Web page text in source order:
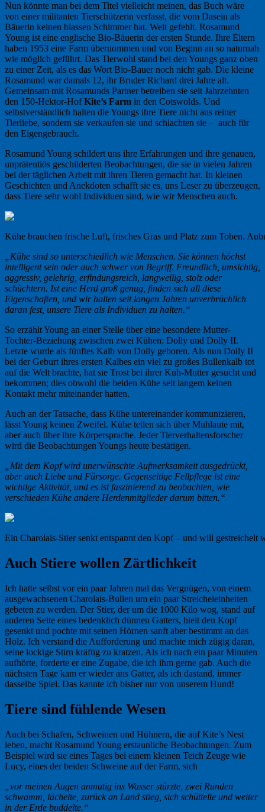
Nun könnte man bei dem Titel vielleicht meinen, das Buch wäre
von einer militanten Tierschützerin verfasst, die vom Dasein als
Bäuerin keinen blassen Schimmer hat. Weit gefehlt. Rosamund
Young ist eine englische Bio-Bäuerin der ersten Stunde. Ihre Eltern
haben 1953 eine Farm übernommen und von Beginn an so naturnah
wie möglich geführt. Das Tierwohl stand bei den Youngs ganz oben
zu einer Zeit, als es das Wort Bio-Bauer noch nicht gab. Die kleine
Rosamund war damals 12, ihr Bruder Richard drei Jahre alt.
Gemeinsam mit Rosamunds Partner betreiben sie seit Jahrzehnten
den 150-Hektor-HofKite’s Farm in den Cotswolds. Und
selbstverständlich halten die Youngs ihre Tiere nicht aus reiner
Tierliebe, sondern sie verkaufen sie und schlachten sie – auch für
den Eigengebrauch.
Rosamund Young schildert uns ihre Erfahrungen und ihre genauen,
unprätentiös geschilderten Beobachtungen, die sie in vielen Jahren
bei der täglichen Arbeit mit ihren Tieren gemacht hat. In kleinen
Geschichten und Anekdoten schafft sie es, uns Leser zu überzeugen,
dass Tiere sehr wohl Individuen sind, wie wir Menschen auch.
Kühe brauchen frische Luft, frisches Gras und Platz zum Toben.
„Kühe sind so unterschiedlich wie Menschen. Sie können höchst
intelligent sein oder auch schwer von Begriff. Freundlich, umsichtig,
aggressiv, gelehrig, erfindungsreich, langweilig, stolz oder
schüchtern. Ist eine Herd groß genug, finden sich all diese
Eigenschaften, und wir halten seit langen Jahren unverbrüchlich
daran fest, unsere Tiere als Individuen zu halten.“
So erzählt Young an einer Stelle über eine besondere Mutter-
Tochter-Beziehung zwischen zwei Kühen: Dolly und Dolly II.
Letzte wurde als fünftes Kalb von Dolly geboren. Als nun Dolly II
bei der Geburt ihres ersten Kalbes ein viel zu großes Bullenkalb tot
auf die Welt brachte, hat sie Trost bei ihrer Kuh-Mutter gesucht und
bekommen; dies obwohl die beiden Kühe seit langem keinen
Kontakt mehr miteinander hatten.
Auch an der Tatsache, dass Kühe untereinander kommunizieren,
lässt Young keinen Zweifel. Kühe teilen sich über Muhlaute mit,
aber auch über ihre Körpersprache. Jeder Tierverhaltensforscher
wird die Beobachtungen Youngs heute bestätigen.
„Mit dem Kopf wird unerwünschte Aufmerksamkeit ausgedrückt,
aber auch Liebe und Fürsorge. Gegenseitige Fellpflege ist eine
wichtige Aktivität, und es ist faszinierend zu beobachten, wie
verschieden Kühe andere Herdenmitglieder darum bitten.“
Ein Charolais-Stier senkt entspannt den Kopf – und will gestreichelt
Auch Stiere wollen Zärtlichkeit
Ich hatte selbst vor ein paar Jahren mal das Vergnügen, von einem
ausgewachsenen Charolais-Bullen um ein paar Streicheleinheiten
gebeten zu werden. Der Stier, der um die 1000 Kilo wog, stand auf
anderen Seite eines bedenklich dünnen Gatters, hielt den Kopf
gesenkt und pochte mit seinen Hörnen sanft aber bestimmt an das
Holz. Ich verstand die Aufforderung und machte mich zügig daran,
seine lockige Stirn kräftig zu kratzen. Als ich nach ein paar Minuten
aufhörte, forderte er eine Zugabe, die ich ihm gerne gab. Auch die
nächsten Tage kam er wieder ans Gatter, als ich dastand, immer
dasselbe Spiel. Das kannte ich bisher nur von unserem Hund!
Tiere sind fühlende Wesen
Auch bei Schafen, Schweinen und Hühnern, die auf Kite’s Nest
leben, macht Rosamund Young erstaunliche Beobachtungen. Zum
Beispiel wird sie eines Tages bei einem kleinen Teich Zeuge wie
Lucy, eines der beiden Schweine auf der Farm, sich
„vor meinen Augen anmutig ins Wasser stürzte, zwei Runden
schwamm, lächelte, zurück an Land stieg, sich schüttelte und weiter
in der Erde buddelte.“